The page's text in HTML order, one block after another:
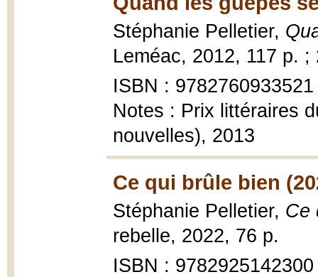
Stéphanie Pelletier,
Leméac, 2012, 117 p. ;
ISBN : 9782760933521
Notes : Prix littéraires
nouvelles), 2013
Ce qui brûle bien
Stéphanie Pelletier, Ce
rebelle, 2022, 76 p.
ISBN : 9782925142300